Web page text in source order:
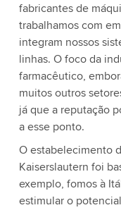
fabricantes de
trabalhamos com
integram nossos
linhas. O foco da
farmacêutico,
muitos outros
já que a reputação
a esse ponto.
O estabelecimento
Kaiserslautern foi
exemplo, fomos à
estimular o